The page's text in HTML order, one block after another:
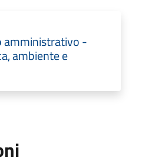
amministrativo -
ambiente e